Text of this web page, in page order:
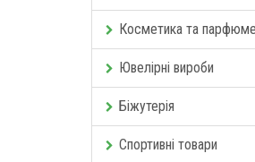
Косметика та
Ювелірні вироби
Біжутерія
Спортивні товари